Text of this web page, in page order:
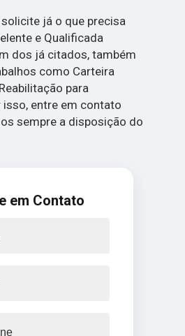
já o que precisa
e Qualificada
dos já citados, também
como Carteira
para
isso, entre em contato
sempre a disposição do
em Contato